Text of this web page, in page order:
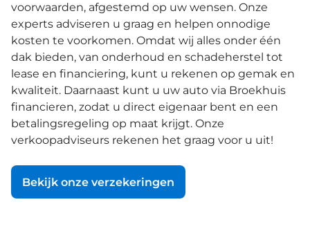
voorwaarden, afgestemd op uw wensen. Onze
experts adviseren u graag en helpen onnodige
kosten te voorkomen. Omdat wij alles onder één
dak bieden, van onderhoud en schadeherstel tot
lease en financiering, kunt u rekenen op gemak en
kwaliteit. Daarnaast kunt u uw auto via Broekhuis
financieren, zodat u direct eigenaar bent en een
betalingsregeling op maat krijgt. Onze
verkoopadviseurs rekenen het graag voor u uit!
Bekijk onze verzekeringen